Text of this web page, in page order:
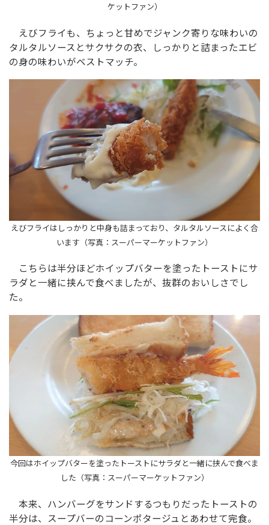
ケットファン）
えびフライも、ちょっと甘めでジャンク寄りな味わいの
タルタルソースとサクサクの衣、しっかりと詰まったエビ
の身の味わいがベストマッチ。
えびフライはしっかりと中身も詰まっており、タルタルソースによく合
います（写真：スーパーマーケットファン）
こちらは半分ほどホイップバターを塗ったトーストにサ
ラダと一緒に挟んで食べましたが、抜群のおいしさでし
た。
今回はホイップバターを塗ったトーストにサラダと一緒に挟んで食べま
した（写真：スーパーマーケットファン）
本来、ハンバーグをサンドするつもりだったトーストの
半分は、スープバーのコーンポタージュとあわせて完食。